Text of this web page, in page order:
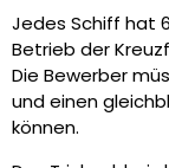
Jedes Schiff hat
Betrieb der
Die Bewerber
und einen
können.